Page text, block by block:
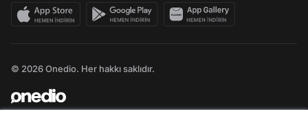
© 2026 Onedio. Her hakkı saklıdır.